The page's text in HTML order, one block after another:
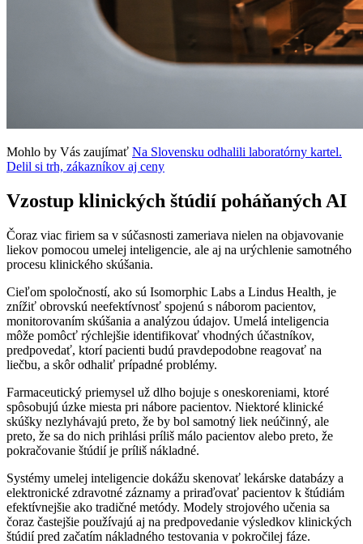
Mohlo by Vás zaujímať Na Slovensku odhalili laboratórny kartel.
Delil si trh, zákazníkov aj ceny
Vzostup klinických štúdií poháňaných AI
Čoraz viac firiem sa v súčasnosti zameriava nielen na objavovanie
liekov pomocou umelej inteligencie, ale aj na urýchlenie samotného
procesu klinického skúšania.
Cieľom spoločností, ako sú Isomorphic Labs a Lindus Health, je
znížiť obrovskú neefektívnosť spojenú s náborom pacientov,
monitorovaním skúšania a analýzou údajov. Umelá inteligencia
môže pomôcť rýchlejšie identifikovať vhodných účastníkov,
predpovedať, ktorí pacienti budú pravdepodobne reagovať na
liečbu, a skôr odhaliť prípadné problémy.
Farmaceutický priemysel už dlho bojuje s oneskoreniami, ktoré
spôsobujú úzke miesta pri nábore pacientov. Niektoré klinické
skúšky nezlyhávajú preto, že by bol samotný liek neúčinný, ale
preto, že sa do nich prihlási príliš málo pacientov alebo preto, že
pokračovanie štúdií je príliš nákladné.
Systémy umelej inteligencie dokážu skenovať lekárske databázy a
elektronické zdravotné záznamy a priraďovať pacientov k štúdiám
efektívnejšie ako tradičné metódy. Modely strojového učenia sa
čoraz častejšie používajú aj na predpovedanie výsledkov klinických
štúdií pred začatím nákladného testovania v pokročilej fáze.